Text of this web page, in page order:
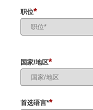
职位*
国家/地区*
首选语言**